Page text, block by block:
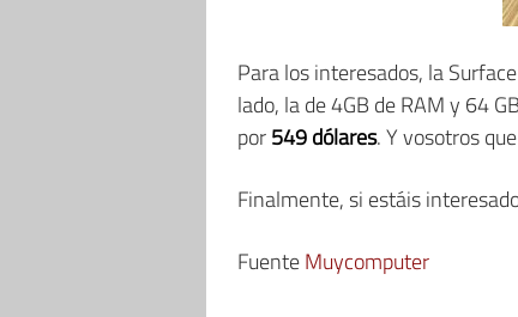
Para los interesados, la
lado, la de 4GB de RAM y 64
por549 dólares. Y vosotros
Finalmente, si estáis
FuenteMuycomputer